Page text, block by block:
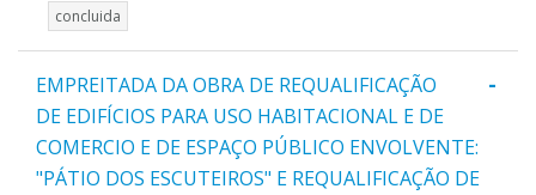
concluida
-
EMPREITADA DA OBRA DE REQUALIFICAÇÃO
DE EDIFÍCIOS PARA USO HABITACIONAL E DE
COMERCIO E DE ESPAÇO PÚBLICO ENVOLVENTE:
"PÁTIO DOS ESCUTEIROS" E REQUALIFICAÇÃO DE